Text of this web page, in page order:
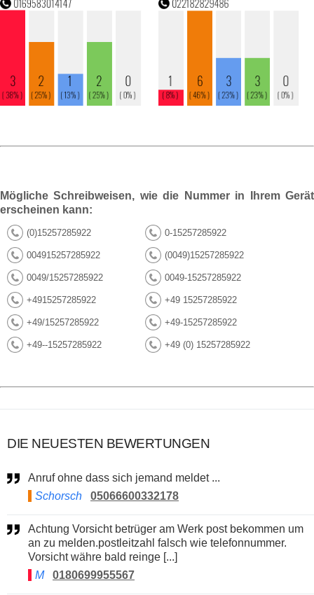
Mögliche Schreibweisen, wie die Nummer in Ihrem Gerät
erscheinen kann:
(0)15257285922 0-15257285922
004915257285922 (0049)15257285922
0049/15257285922 0049-15257285922
+4915257285922 +49 15257285922
+49/15257285922 +49-15257285922
+49--15257285922 +49 (0) 15257285922
DIE NEUESTEN BEWERTUNGEN
Anruf ohne dass sich jemand meldet ...
Schorsch
05066600332178
Achtung Vorsicht betrüger am Werk post bekommen um
an zu melden.postleitzahl falsch wie telefonnummer.
Vorsicht währe bald reinge [...]
M
0180699955567